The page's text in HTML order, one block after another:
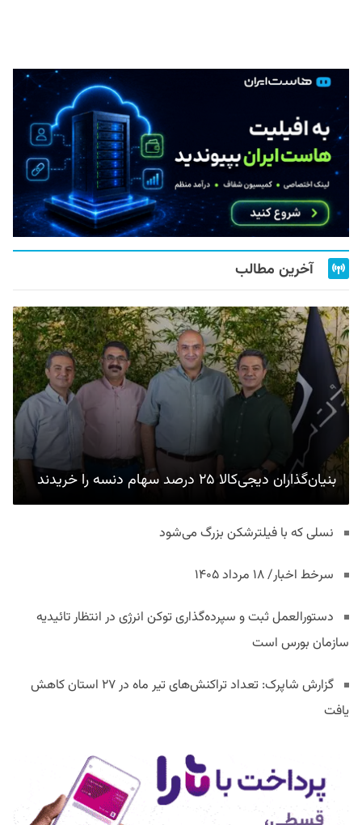
آخرین مطالب
بنیان‌گذاران دیجی‌کالا ۲۵ درصد سهام دنسه را خریدند
نسلی که با فیلترشکن بزرگ می‌شود
سرخط اخبار/ ۱۸ مرداد ۱۴۰۵
دستورالعمل ثبت و سپرده‌گذاری توکن انرژی در انتظار تائیدیه
سازمان بورس است
گزارش شاپرک: تعداد تراکنش‌های تیر ماه در ۲۷ استان‌ کاهش
یافت